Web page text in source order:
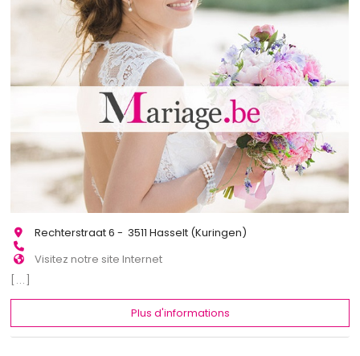
Rechterstraat 6 - 3511 Hasselt (Kuringen)
Visitez notre site Internet
[...]
Plus d'informations